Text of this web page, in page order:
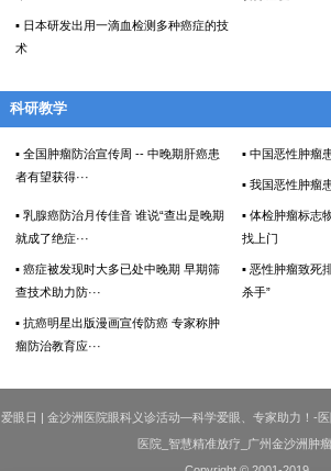
▪ 日本研发出用一滴血检测多种癌症的技
术
科研教学
▪ 全国肿瘤防治宣传周 -- 中晚期肝癌患
者有望获得···
▪ 中国恶性肿瘤
▪ 我国恶性肿瘤
▪ 乳腺癌防治月传佳音 谁说“查出是晚期
就成了绝症···
▪ 体检肿瘤标志
找上门
▪ 癌症被发现时大多已处中晚期 早期筛
查技术助力防···
▪ 恶性肿瘤致死
杀手”
▪ 抗癌明星出版漫画宣传防癌 专家称肿
瘤防治教育应···
爱眼日 | 金沙洲医院眼科义诊活动—科学爱眼、专家助力！-
医院_智慧精准放疗_广州金沙洲肿